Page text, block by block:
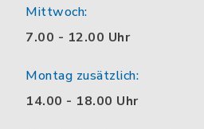
Mittwoch:
7.00 - 12.00 Uhr
Montag zusätzlich:
14.00 - 18.00 Uhr